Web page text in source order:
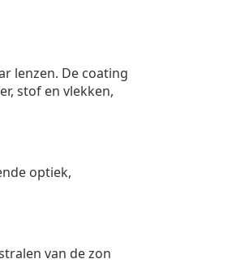
lenzen. De coating
stof en vlekken,
optiek,
van de zon